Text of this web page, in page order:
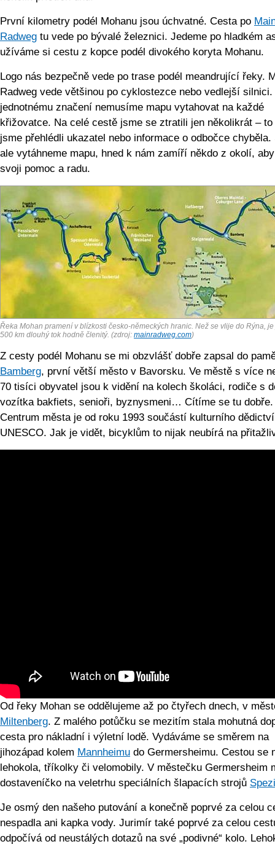
První kilometry podél Mohanu jsou úchvatné. Cesta po
Radweg tu vede po bývalé železnici. Jedeme po hladkém
užíváme si cestu z kopce podél divokého koryta Mohanu.
Logo nás bezpečně vede po trase podél meandrující řeky.
Radweg vede většinou po cyklostezce nebo vedlejší
jednotnému značení nemusíme mapu vytahovat na každé
křižovatce. Na celé cestě jsme se ztratili jen několikrát –
jsme přehlédli ukazatel nebo informace o odbočce chyběla.
ale vytáhneme mapu, hned k nám zamíří někdo z okolí,
svoji pomoc a radu.
Řeka Mohan pramení v blízkosti česko-německých hranic. Než se vlije do Rýna,
500 km dlouhý tok hodně členitý. (zdroj: mainradweg.com)
Z cesty podél Mohanu se mi obzvlášť dobře zapsal do
Bamberg, první větší město v Bavorsku. Ve městě s více
70 tisíci obyvatel jsou k vidění na kolech školáci, rodiče s
vozítka bakfiets, senioři, byznysmeni… Cítíme se tu dobře.
Centrum města je od roku 1993 součástí kulturního dědictví
UNESCO. Jak je vidět, bicyklům to nijak neubírá na
Od řeky Mohan se oddělujeme až po čtyřech dnech, v
Miltenberg. Z malého potůčku se mezitím stala mohutná
cesta pro nákladní i výletní lodě. Vydáváme se směrem na
jihozápad kolem Mannheimu do Germersheimu. Cestou se
lehokola, tříkolky či velomobily. V městečku Germersheim
dostaveníčko na veletrhu speciálních šlapacích strojů Spezi
Je osmý den našeho putování a konečně poprvé za celou
nespadla ani kapka vody. Jurimír také poprvé za celou
odpočívá od neustálých dotazů na své „podivné“ kolo.